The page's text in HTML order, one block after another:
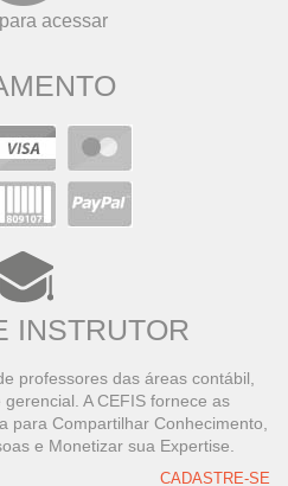
acessar
INSTRUTOR
professores das áreas contábil,
A CEFIS fornece as
para Compartilhar Conhecimento,
e Monetizar sua Expertise.
CADASTRE-SE